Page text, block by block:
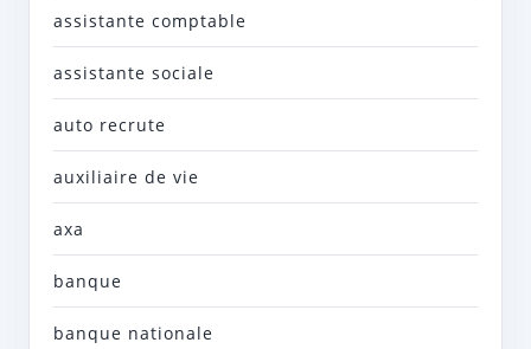
assistante comptable
assistante sociale
auto recrute
auxiliaire de vie
axa
banque
banque nationale